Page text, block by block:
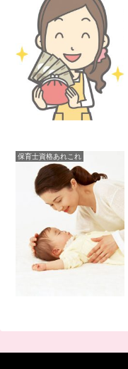
保育士資格あれこれ